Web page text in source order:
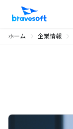
ホーム 企業情報